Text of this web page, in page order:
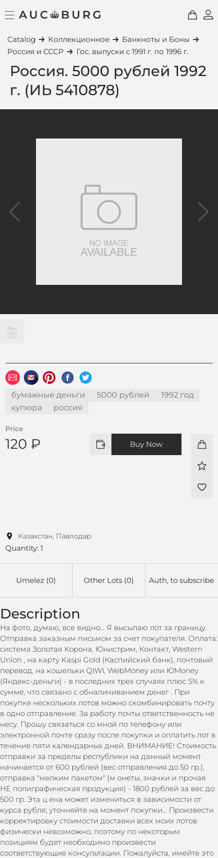
Catalog Коллекционное
Банкноты и Боны
Россия и СССР
Гос. выпуски с 1991 г. по 1996 г.
Россия. 5000 рублей 1992
г. (ИЬ 5410878)
бумажные деньги 5000 рублей
1992 год
купюра
россия
Price
120 ₽ Buy Now
Казахстан, Павлодар
Quantity: 1
Umelez (0) Other Lots (0) Auth, to subscribe
Description
На фото, думаю, все видно... Я высылаю лот за границу.
Отправка заказным письмом за счет покупателя. Оплата:
система Золотая Корона, Юнистрим, Контакт, Western
Union , на карту Kaspi Gold (Каспийский банк), почтовый
перевод, на кошельки QIWI, WebMoney или ЮMoney
(Яндекс-деньги) - в последних трех случаях плюс 5% к
сумме, что связано с обналичиванием денег . При
покупке нескольких лотов можно скомбинировать почту
в одно отправление. За работу почты ответственность не
несу. Прошу связаться со мной по телефону или
электронной почте сразу после покупки и оплатить лот в
течение пяти календарных дней. ВНИМАНИЕ! Стоимость
отправки за пределы республики на данный момент
начинается от 600 рублей (вес отправления до 50 гр.),
отправка "мелким пакетом" (м онеты, значки и прочая
НЕ полиграфическая продукция) - 1800 рублей за вес до
500 гр. Эта ц ена может измениться в зависимости от
курса рубля; уточняйте на момент покупки... Произвести
корректировку стоимости доставки всех моих лотов
физически невозможно, поэтому по некоторым
позициям будет необходимо произвести
соответствующие консультации. Пожалуйста, имейте это